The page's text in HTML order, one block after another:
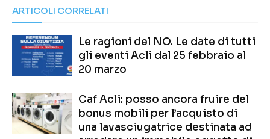
ARTICOLI CORRELATI
Le ragioni del NO. Le date di tutti
gli eventi Acli dal 25 febbraio al
20 marzo
Caf Acli: posso ancora fruire del
bonus mobili per l’acquisto di
una lavasciugatrice destinata ad